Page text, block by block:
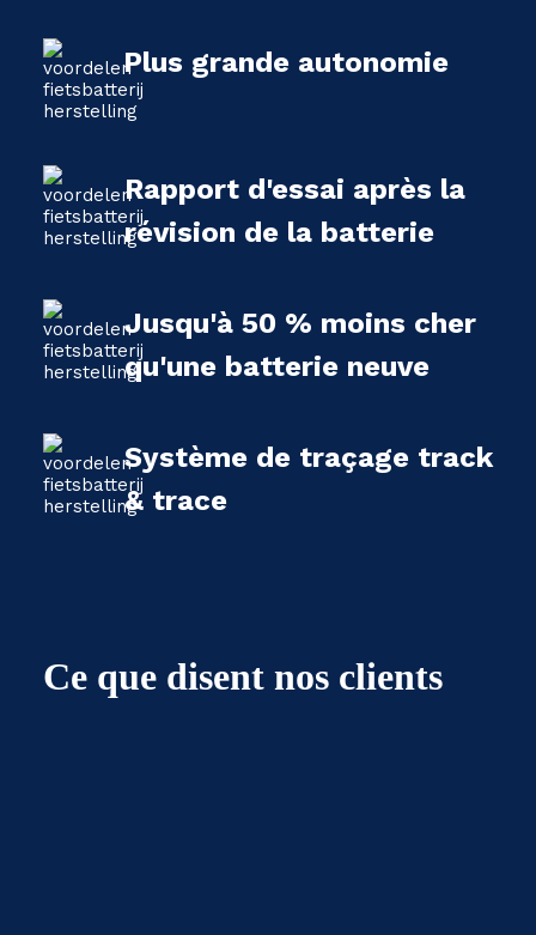
Plus grande autonomie
Rapport d'essai après la
révision de la batterie
Jusqu'à 50 % moins cher
qu'une batterie neuve
Système de traçage track
& trace
Ce que disent nos clients